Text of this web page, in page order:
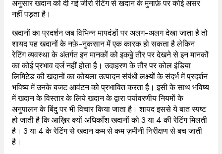
अनुसार खदान को दी गई जीरो रेटिंग से खदान के मुनाफ़े पर कोई असर
नहीं पड़ता है।
खदानों का प्रदर्शन जब विभिन्न मापदंडों पर अलग-अलग देखा जाता है तो
शायद यह खदानों के नफ़े-नुकसान में एक कारक हो सकता है लेकिन
रेटिंग व्यवस्था के अंतर्गत इन मानकों को इकठ्ठे तौर पर देखने से इन मानकों
का कोई प्रभाव दर्ज नहीं होता है। उदाहरण के तौर पर कोल इंडिया
लिमिटेड की खदानों का कोयला उत्पादन संबंधी लक्ष्यों के संदर्भ में प्रदर्शन
भविष्य में उनके बजट आवंटन को प्रभावित करता है। इसी के साथ भविष्य
में खदान के विस्तार के लिये खदान के द्वारा पर्यावरणीय नियमों के
अनुपालन के बिंदु पर भी विचार किया जाता है। शायद इससे ये बात स्पष्ट
हो जाती है कि आख़िर क्यों अधिकाँश खदानों को 3 या 4 की रेटिंग मिलती
है। 3 या 4 के रेटिंग से खदान कम से कम ज़मीनी निरीक्षण से बच जाती
है।